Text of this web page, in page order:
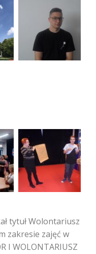
tytuł Wolontariusz
zakresie zajęć w
I WOLONTARIUSZ